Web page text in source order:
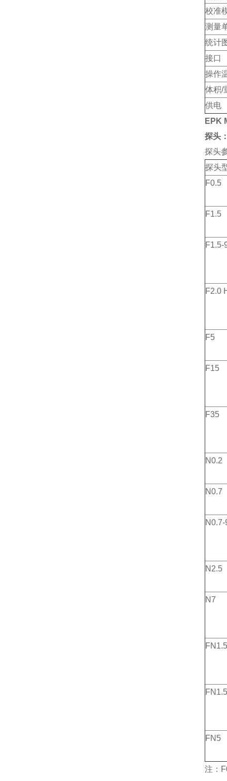
校准
测量
统计
接口
操作
体积/
供电
EPK
探头
探头
探头
F0.5
F1.5
F1.5-
F2.0
F5
F15
F35
N0.2
N0.7
N0.7-
N2.5
N7
FN1.5
FN5
注：